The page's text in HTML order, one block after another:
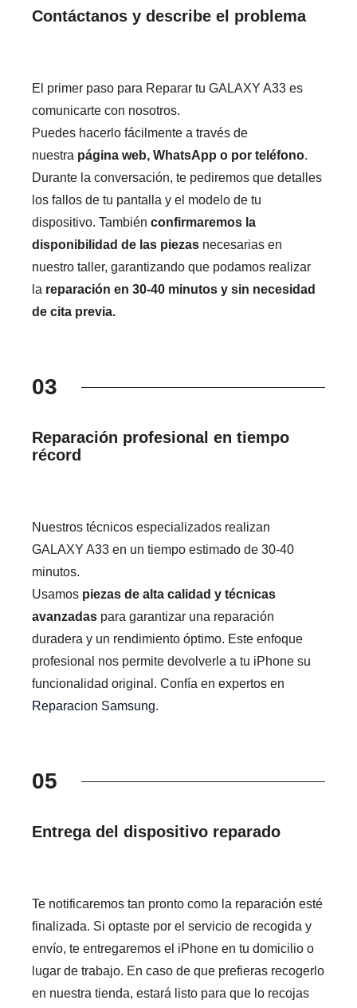
Contáctanos y describe el problema
El primer paso para Reparar tu GALAXY A33 es
comunicarte con nosotros.
Puedes hacerlo fácilmente a través de
nuestra página web, WhatsApp o por teléfono.
Durante la conversación, te pediremos que detalles
los fallos de tu pantalla y el modelo de tu
dispositivo. Tambiénconfirmaremos la
disponibilidad de las piezas necesarias en
nuestro taller, garantizando que podamos realizar
la reparación en 30-40 minutos y sin necesidad
de cita previa.
03
Reparación profesional en tiempo
récord
Nuestros técnicos especializados realizan
GALAXY A33 en un tiempo estimado de 30-40
minutos.
Usamos piezas de alta calidad y técnicas
avanzadas para garantizar una reparación
duradera y un rendimiento óptimo. Este enfoque
profesional nos permite devolverle a tu iPhone su
funcionalidad original. Confía en expertos en
Reparacion Samsung.
05
Entrega del dispositivo reparado
Te notificaremos tan pronto como la reparación esté
finalizada. Si optaste por el servicio de recogida y
envío, te entregaremos el iPhone en tu domicilio o
lugar de trabajo. En caso de que prefieras recogerlo
en nuestra tienda, estará listo para que lo recojas